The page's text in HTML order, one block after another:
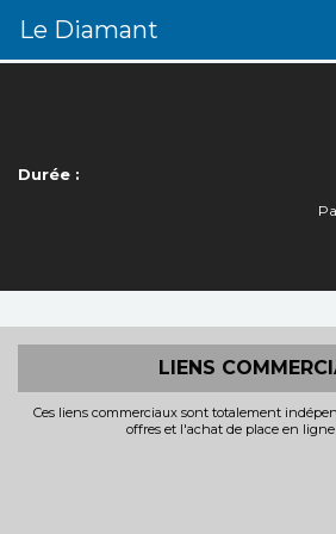
Le Diamant
Durée :
LIENS
Ces liens commerciaux sont totalement
offres et l'achat de place en